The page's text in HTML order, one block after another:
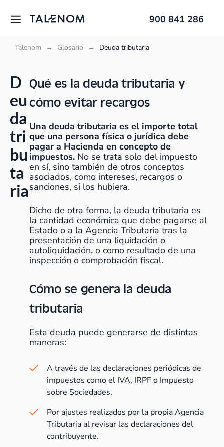
900 841 286
Talenom → Glosario → Deuda tributaria
D
eu
da
tri
bu
ta
ria
Qué es la deuda tributaria y
cómo evitar recargos
Una deuda tributaria es el importe total
que una persona física o jurídica debe
pagar a Hacienda en concepto de
impuestos. No se trata solo del impuesto
en sí, sino también de otros conceptos
asociados, como intereses, recargos o
sanciones, si los hubiera.
Dicho de otra forma, la deuda tributaria es
la cantidad económica que debe pagarse al
Estado o a la Agencia Tributaria tras la
presentación de una liquidación o
autoliquidación, o como resultado de una
inspección o comprobación fiscal.
Cómo se genera la deuda
tributaria
Esta deuda puede generarse de distintas
maneras:
A través de las declaraciones periódicas de
impuestos como el IVA, IRPF o Impuesto
sobre Sociedades.
Por ajustes realizados por la propia Agencia
Tributaria al revisar las declaraciones del
contribuyente.